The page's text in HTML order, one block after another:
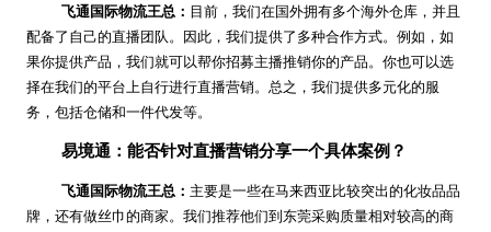
飞通国际物流王总： 目前，我们在国外拥有多个海外仓库，并且
配备了自己的直播团队。因此，我们提供了多种合作方式。例如，如
果你提供产品，我们就可以帮你招募主播推销你的产品。你也可以选
择在我们的平台上自行进行直播营销。总之，我们提供多元化的服
务，包括仓储和一件代发等。
易境通：能否针对直播营销分享一个具体案例？
飞通国际物流王总： 主要是一些在马来西亚比较突出的化妆品品
牌，还有做丝巾的商家。我们推荐他们到东莞采购质量相对较高的商